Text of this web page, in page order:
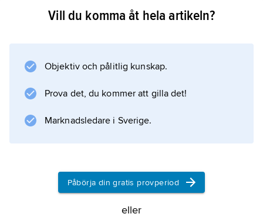
Information om artikeln
Vill du komma åt hela artikeln?
Objektiv och pålitlig kunskap.
Prova det, du kommer att gilla det!
Marknadsledare i Sverige.
Påbörja din gratis provperiod
eller